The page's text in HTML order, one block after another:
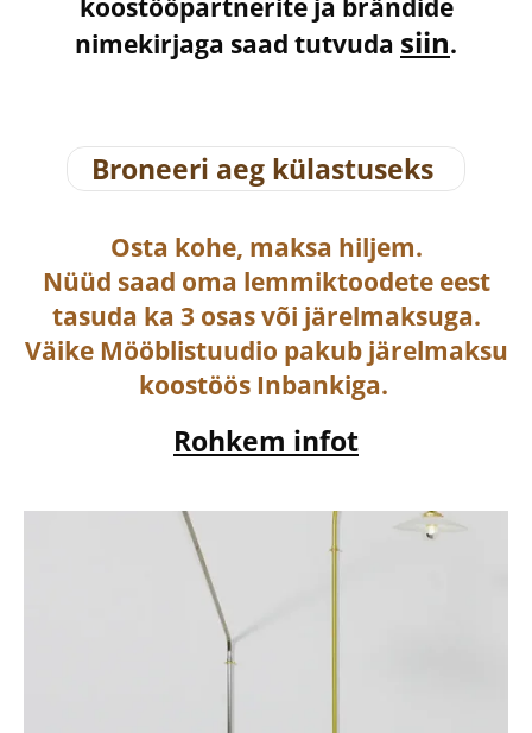
koostööpartnerite ja brändide
nimekirjaga saad tutvuda siin.
Broneeri aeg külastuseks
Osta kohe, maksa hiljem.
Nüüd saad oma lemmiktoodete eest
tasuda ka 3 osas või järelmaksuga.
Väike Mööblistuudio pakub järelmaksu
koostöös Inbankiga.
Rohkem infot